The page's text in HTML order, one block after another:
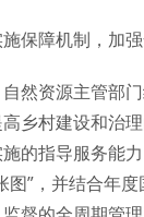
保障机制，加强
然资源主管部
乡村建设和治
的指导服务能
图”，并结合年